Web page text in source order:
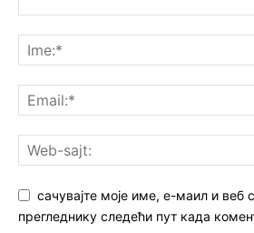
сачувајте моје име, е-маил и веб
прегледнику следећи пут када